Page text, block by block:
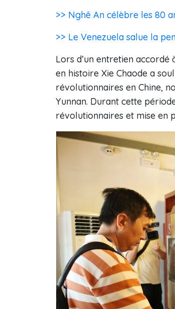
>> Nghê An célèbre les 80
>> Le Venezuela salue la
Lors d’un entretien accordé
en histoire Xie Chaode a
révolutionnaires en Chine,
Yunnan. Durant cette
révolutionnaires et mise en